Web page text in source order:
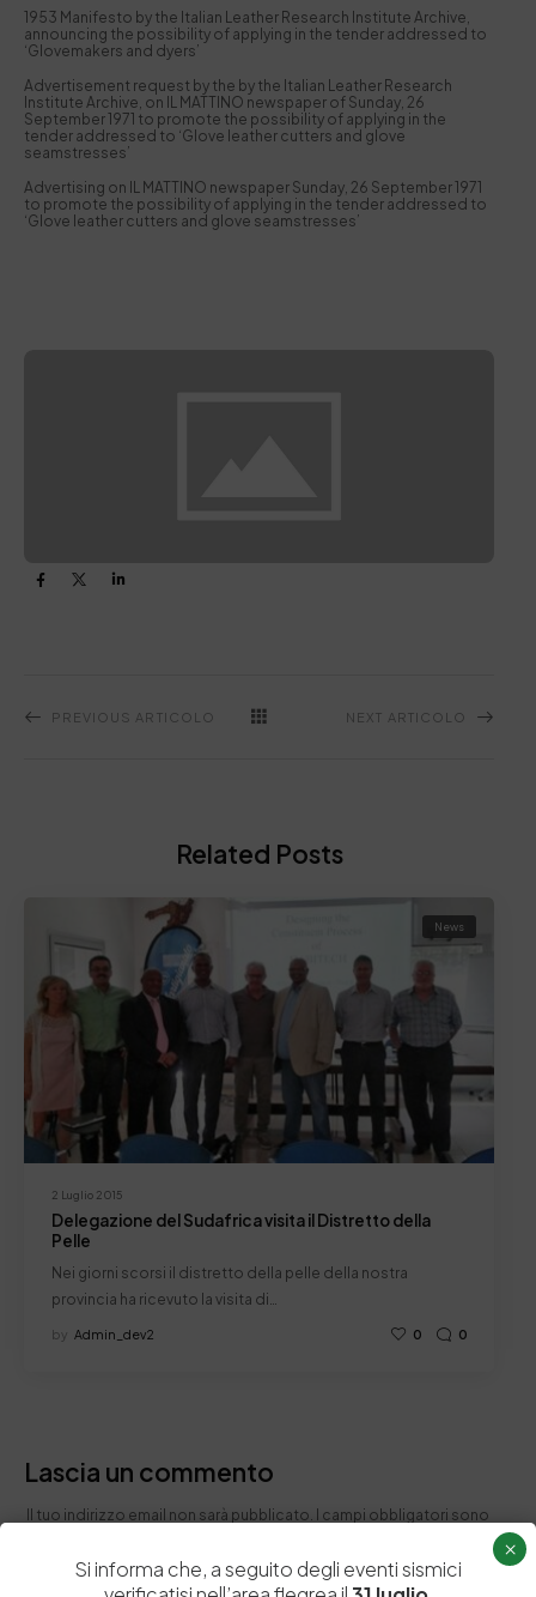
1953 Manifesto by the Italian Leather Research Institute Archive,
announcing the possibility of applying in the tender addressed to
‘Glovemakers and dyers’
Advertisement request by the by the Italian Leather Research
Institute Archive, on IL MATTINO newspaper of Sunday, 26
September 1971 to promote the possibility of applying in the
tender addressed to ‘Glove leather cutters and glove
seamstresses’
Advertising on IL MATTINO newspaper Sunday, 26 September 1971
to promote the possibility of applying in the tender addressed to
‘Glove leather cutters and glove seamstresses’
PREVIOUS ARTICOLO NEXT ARTICOLO
Related Posts
2 Luglio 2015
News
Delegazione del Sudafrica visita il Distretto della
Pelle
Nei giorni scorsi il distretto della pelle della nostra
provincia ha ricevuto la visita di…
by Admin_dev2 0 0
Lascia un commento
Il tuo indirizzo email non sarà pubblicato. I campi obbligatori sono
Si informa che, a seguito degli eventi sismici
×